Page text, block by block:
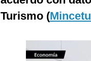
Turismo (